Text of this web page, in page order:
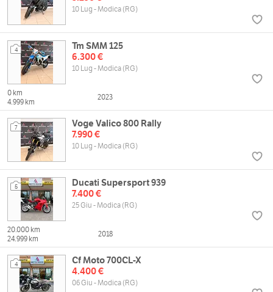
10 Lug - Modica (RG)
4
Tm SMM 125
6.300 €
10 Lug - Modica (RG)
0 km
4.999 km
2023
7
Voge Valico 800 Rally
7.990 €
10 Lug - Modica (RG)
5
Ducati Supersport 939
7.400 €
25 Giu - Modica (RG)
20.000 km
24.999 km
2018
4
Cf Moto 700CL-X
4.400 €
06 Giu - Modica (RG)